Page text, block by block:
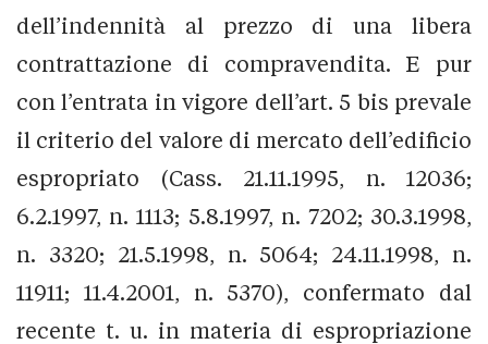
dell’indennità al prezzo di una libera
contrattazione di compravendita. E pur
con l’entrata in vigore dell’art. 5 bis prevale
il criterio del valore di mercato dell’edificio
espropriato (Cass. 21.11.1995, n. 12036;
6.2.1997, n. 1113; 5.8.1997, n. 7202; 30.3.1998,
n. 3320; 21.5.1998, n. 5064; 24.11.1998, n.
11911; 11.4.2001, n. 5370), confermato dal
recente t. u. in materia di espropriazione